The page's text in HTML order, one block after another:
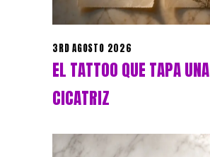
3RD AGOSTO 2026
EL TATTOO QUE TAPA UNA
CICATRIZ